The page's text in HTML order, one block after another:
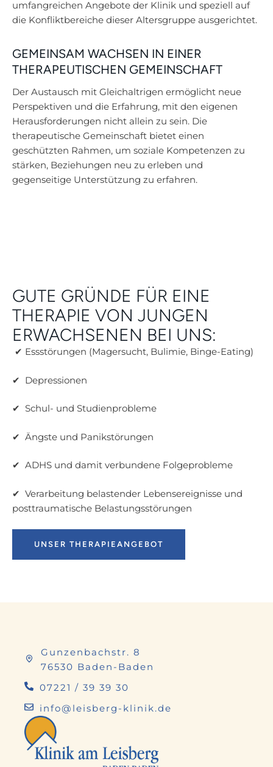
umfangreichen Angebote der Klinik und speziell auf
die Konfliktbereiche dieser Altersgruppe ausgerichtet.
GEMEINSAM WACHSEN IN EINER
THERAPEUTISCHEN GEMEINSCHAFT
Der Austausch mit Gleichaltrigen ermöglicht neue
Perspektiven und die Erfahrung, mit den eigenen
Herausforderungen nicht allein zu sein. Die
therapeutische Gemeinschaft bietet einen
geschützten Rahmen, um soziale Kompetenzen zu
stärken, Beziehungen neu zu erleben und
gegenseitige Unterstützung zu erfahren.
GUTE GRÜNDE FÜR EINE
THERAPIE VON JUNGEN
ERWACHSENEN BEI UNS:
✔ Essstörungen (Magersucht, Bulimie, Binge-Eating)
✔ Depressionen
✔ Schul- und Studienprobleme
✔ Ängste und Panikstörungen
✔ ADHS und damit verbundene Folgeprobleme
✔ Verarbeitung belastender Lebensereignisse und
posttraumatische Belastungsstörungen
UNSER THERAPIEANGEBOT
Gunzenbachstr. 8
76530 Baden-Baden
07221 / 39 39 30
info@leisberg-klinik.de